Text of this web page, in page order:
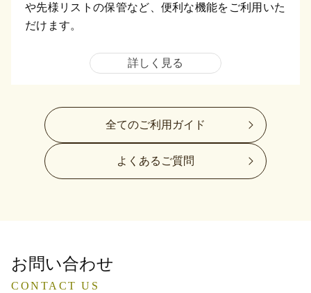
や先様リストの保管など、便利な機能をご利用いた
だけます。
詳しく見る
全てのご利用ガイド
よくあるご質問
お問い合わせ
CONTACT US